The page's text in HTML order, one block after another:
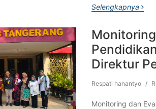
Selengkapnya
Direktur
Respati hanantyo /
Monitoring dan